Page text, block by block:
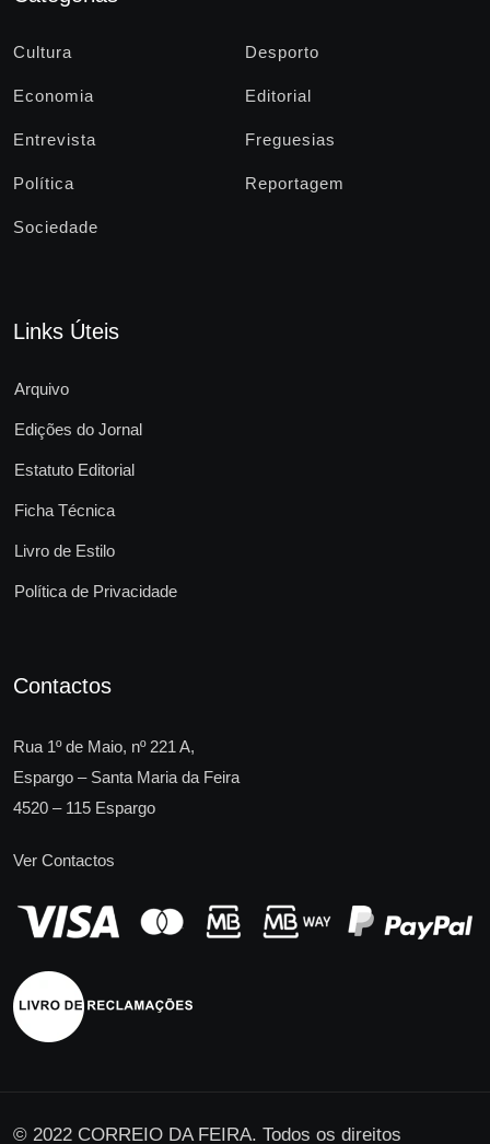
Cultura Desporto
Economia Editorial
Entrevista Freguesias
Política Reportagem
Sociedade
Links Úteis
Arquivo
Edições do Jornal
Estatuto Editorial
Ficha Técnica
Livro de Estilo
Política de Privacidade
Contactos
Rua 1º de Maio, nº 221 A,
Espargo – Santa Maria da Feira
4520 – 115 Espargo
Ver Contactos
© 2022 CORREIO DA FEIRA. Todos os direitos